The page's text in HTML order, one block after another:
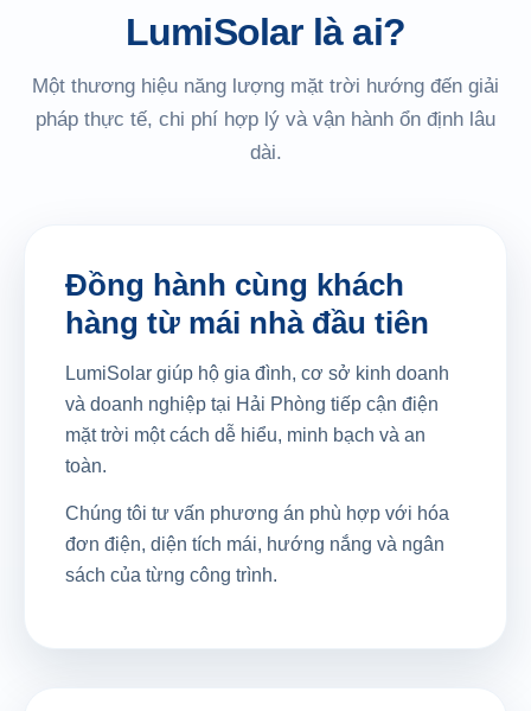
LumiSolar là ai?
Một thương hiệu năng lượng mặt trời hướng đến giải
pháp thực tế, chi phí hợp lý và vận hành ổn định lâu
dài.
Đồng hành cùng khách
hàng từ mái nhà đầu tiên
LumiSolar giúp hộ gia đình, cơ sở kinh doanh
và doanh nghiệp tại Hải Phòng tiếp cận điện
mặt trời một cách dễ hiểu, minh bạch và an
toàn.
Chúng tôi tư vấn phương án phù hợp với hóa
đơn điện, diện tích mái, hướng nắng và ngân
sách của từng công trình.